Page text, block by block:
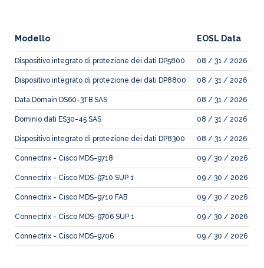
Modello EOSL Data
Dispositivo integrato di protezione dei dati DP5800 08 / 31 / 2026
Dispositivo integrato di protezione dei dati DP8800 08 / 31 / 2026
Data Domain DS60-3TB SAS 08 / 31 / 2026
Dominio dati ES30-45 SAS 08 / 31 / 2026
Dispositivo integrato di protezione dei dati DP8300 08 / 31 / 2026
Connectrix - Cisco MDS-9718 09 / 30 / 2026
Connectrix - Cisco MDS-9710 SUP 1 09 / 30 / 2026
Connectrix - Cisco MDS-9710 FAB 09 / 30 / 2026
Connectrix - Cisco MDS-9706 SUP 1 09 / 30 / 2026
Connectrix - Cisco MDS-9706 09 / 30 / 2026